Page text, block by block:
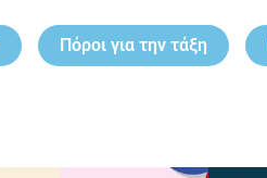
Πόροι για την τάξη